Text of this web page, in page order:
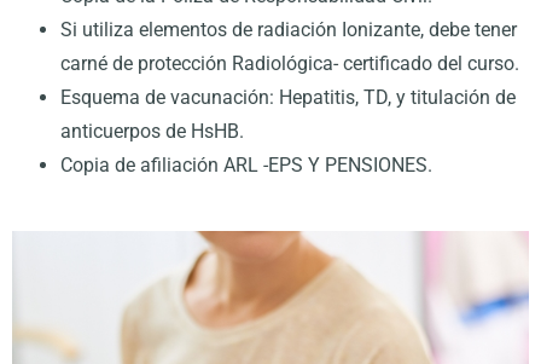
Si utiliza elementos de radiación Ionizante, debe tener
carné de protección Radiológica- certificado del curso.
Esquema de vacunación: Hepatitis, TD, y titulación de
anticuerpos de HsHB.
Copia de afiliación ARL -EPS Y PENSIONES.